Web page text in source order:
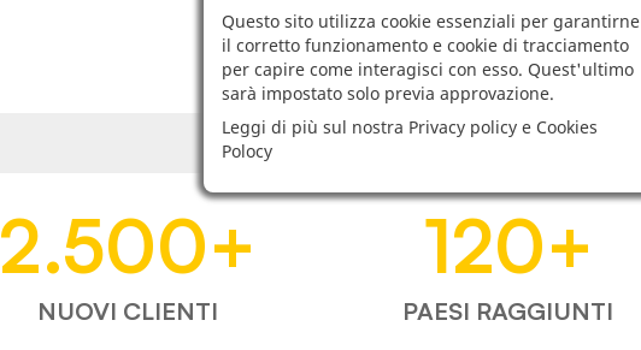
2.500+
NUOVI CLIENTI
120+
PAESI RAGGIUNTI
Questo sito utilizza cookie essenziali per garantirne
il corretto funzionamento e cookie di tracciamento
per capire come interagisci con esso. Quest'ultimo
sarà impostato solo previa approvazione.
Leggi di più sul nostra Privacy policy e Cookies
Polocy